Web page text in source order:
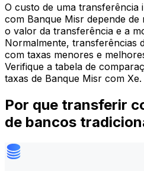
O custo de uma transferência
com Banque Misr depende
o valor da transferência e a
Normalmente, transferências
com taxas menores e
Verifique a tabela de
taxas de Banque Misr com Xe.
Por que transferir
de bancos